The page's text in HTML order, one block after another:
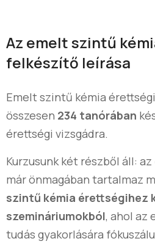
Az emelt szintű
felkészítő leírása
Emelt szintű kémia
összesen 234 tanórában
érettségi vizsgádra.
Kurzusunk két részből áll: az
már önmagában tartalmaz
szintű kémia érettségihez
szemináriumokból, ahol az
tudás gyakorlására